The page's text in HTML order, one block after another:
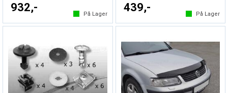
932,-
På Lager
439,-
På Lager